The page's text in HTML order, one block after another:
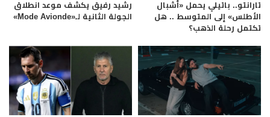
تارانتو.. باتيلي يحمل «أشبال
الأطلس» إلى المتوسط .. هل
تكتمل رحلة الذهب؟
رشيد رفيق يكشف موعد انطلاق
الجولة الثانية لـ«Mode Avionde»